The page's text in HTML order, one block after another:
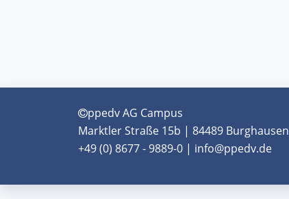
ppedv AG Campus
Marktler Straße 15b | 84489 Burghausen
+49 (0) 8677 - 9889-0 | info@ppedv.de